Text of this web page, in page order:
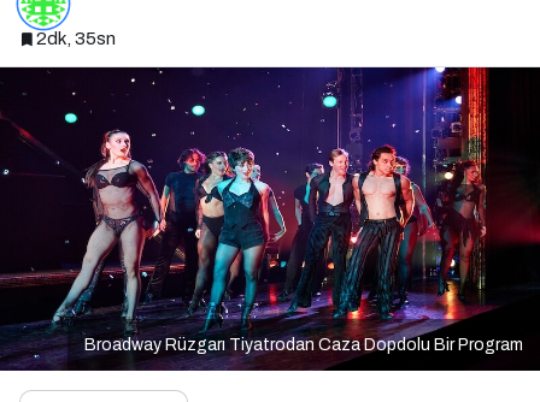
2dk, 35sn
Broadway Rüzgarı Tiyatrodan Caza Dopdolu Bir Program